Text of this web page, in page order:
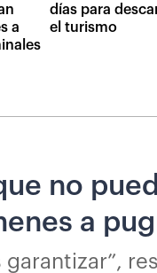
a
días para
el turismo
no
a
garantizar”,